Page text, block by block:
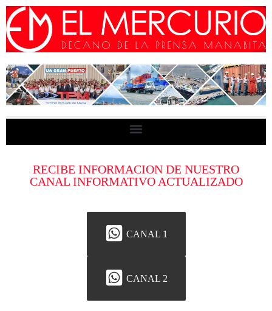
RECIBE INFORMACION DE NUESTRO
CANAL INFORMATIVO ACTUALIZADO
CANAL 1
CANAL 2